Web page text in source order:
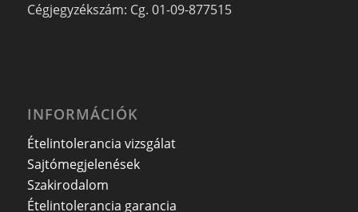
Cégjegyzékszám: Cg. 01-09-877515
INFORMÁCIÓK
Ételintolerancia vizsgálat
Sajtómegjelenések
Szakirodalom
Ételintolerancia garancia